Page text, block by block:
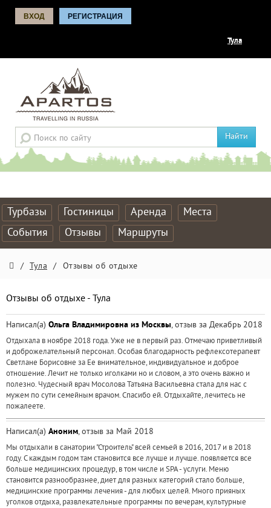
ВХОД РЕГИСТРАЦИЯ
Тула
Найти
Турбазы Гостиницы Аренда
Места
События
Отзывы Маршруты
/ Тула / Отзывы об отдыхе
Отзывы об отдыхе - Тула
Написал(а) Ольга Владимировна из Москвы, отзыв за Декабрь 2018
Отдыхала в ноябре 2018 года. Уже не в первый раз. Отмечаю приветливый
и доброжелательный персонал. Особая благодарность рефлексотерапевт
Светлане Борисовне за Ее внимательное, индивидуальное и доброе
отношение. Лечит не только иголками но и словом, а это очень важно и
полезно. Чудесный врач Мосолова Татьяна Васильевна стала для нас с
мужем по сути семейным врачом. Спасибо ей. Отдыхайте, лечитесь не
пожалеете.
Написал(а) Аноним, отзыв за Май 2018
Мы отдыхали в санатории "Строитель" всей семьей в 2016, 2017 и в 2018
году. С каждым годом там становится все лучше и лучше. появляется все
больше медицинских процедур, в том числе и SPA - услуги. Меню
становится разнообразнее, диет для разных категорий стало больше,
медицинские программы лечения - для любых целей. Много прияных
уголков отдыха, развлекательные программы по вечерам, культурные